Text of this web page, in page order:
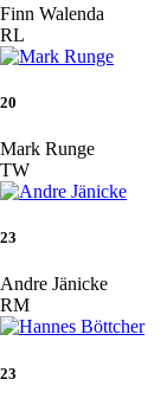
Finn Walenda
RL
20
Mark Runge
TW
23
Andre Jänicke
RM
23